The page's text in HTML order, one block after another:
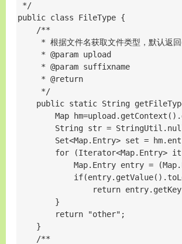
*/
public class FileType {
    /**
* 根据文件名获取文件类型，默认返
     * @param upload
     * @param suffixname
     * @return
     */
public static String
Map
String str =
Set<Map.Entry> set =
for (Iterator<Map.Entry>
Map.Entry entry =
return
        }
        return "other";
    }
    /**